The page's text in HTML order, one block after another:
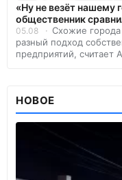
«Ну не везёт нашему
общественник
05.08
Схожие
разный подход
предприятий, считает
НОВОЕ